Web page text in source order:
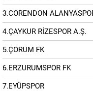
3.CORENDON
4.ÇAYKUR RİZESPOR A.Ş.
5.ÇORUM FK
6.ERZURUMSPOR FK
7.EYÜPSPOR